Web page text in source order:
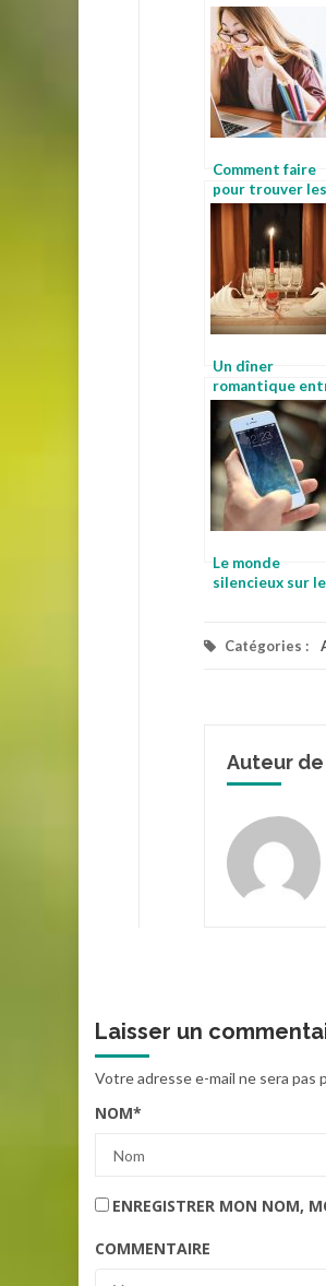
arômes de votre
vin ? Le
est la solution
Comment faire
pour trouver les
meilleurs
sur internet ?
Un dîner
romantique
amoureux,
conseils.
Le monde
silencieux sur
innovante
Catégories :
Auteur de
Laisser un
Votre adresse e-mail ne sera pas
NOM*
ENREGISTRER MON NOM,
COMMENTAIRE